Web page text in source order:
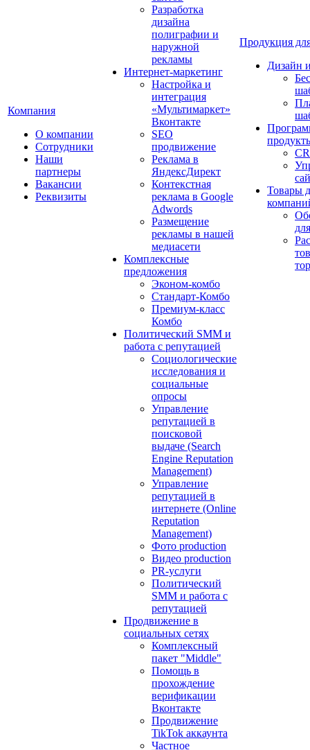
Компания
О компании
Сотрудники
Наши
партнеры
Вакансии
Реквизиты
Разработка
дизайна
полиграфии и
наружной
рекламы
Интернет-маркетинг
Настройка и
интеграция
«Мультимаркет»
Вконтакте
SEO
продвижение
Реклама в
ЯндексДирект
Контекстная
реклама в Google
Adwords
Размещение
рекламы в нашей
медиасети
Комплексные
предложения
Эконом-комбо
Стандарт-Комбо
Премиум-класс
Комбо
Политический SMM и
работа с репутацией
Социологические
исследования и
социальные
опросы
Управление
репутацией в
поисковой
выдаче (Search
Engine Reputation
Management)
Управление
репутацией в
интернете (Online
Reputation
Management)
Фото production
Видео production
PR-услуги
Политический
SMM и работа с
репутацией
Продвижение в
социальных сетях
Комплексный
пакет "Middle"
Помощь в
прохождение
верификации
Вконтакте
Продвижение
TikTok аккаунта
Частное
Продукция
Дизайн
Товары